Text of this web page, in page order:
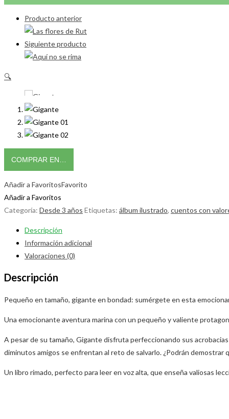
Producto anterior
Siguiente producto
🔍
COMPRAR EN…
Añadir a FavoritosFavorito
Añadir a Favoritos
Categoría: Desde 3 años Etiquetas: álbum ilustrado, cuentos con
Descripción
Información adicional
Valoraciones (0)
Descripción
Pequeño en tamaño, gigante en bondad: sumérgete en esta
Una emocionante aventura marina con un pequeño y valiente
A pesar de su tamaño, Gigante disfruta perfeccionando sus
diminutos amigos se enfrentan al reto de salvarlo. ¿Podrán demostrar
Un libro rimado, perfecto para leer en voz alta, que enseña valiosas